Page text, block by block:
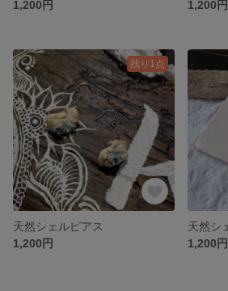
1,200円 1,200円
残り1点
天然シェルピアス
1,200円
天然シ
1,200円